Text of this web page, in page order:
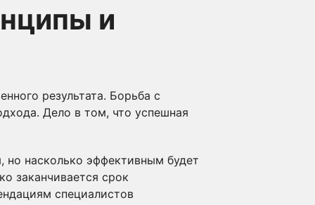
и
результата. Борьба с
Дело в том, что успешная
но насколько эффективным будет
заканчивается срок
специалистов